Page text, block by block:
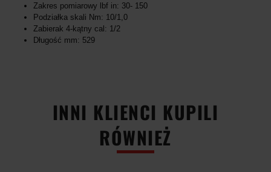
Zakres pomiarowy lbf in: 30- 150
Podziałka skali Nm: 10/1,0
Zabierak 4-kątny cal: 1/2
Długość mm: 529
INNI KLIENCI KUPILI
RÓWNIEŻ